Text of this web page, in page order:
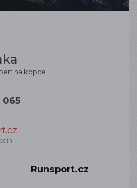
na kopce
065
Runsport.cz